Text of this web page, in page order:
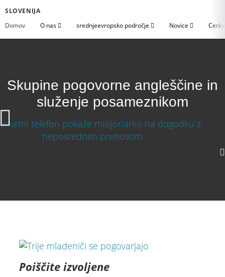
SLOVENIJA
Domov
O nas srednjeevropsko področje Novice
Skupine pogovorne angleščine in
služenje posameznikom
Poiščite izvoljene